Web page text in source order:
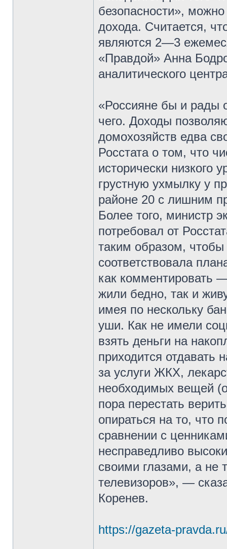
безопасности»,
дохода. Считается,
являются 2—3
«Правдой» Анна
аналитического
«Россияне бы и рады
чего. Доходы
домохозяйств едва
Росстата о том, что
исторически низкого
грустную ухмылку у
районе 20 с лишним
Более того, министр
потребовал от
таким образом,
соответствовала
как комментировать
жили бедно, так и
имея по нескольку
уши. Как не имели
взять деньги на
приходится отдавать
за услуги ЖКХ,
необходимых вещей
пора перестать
опираться на то, что
сравнении с
несправедливо
своими глазами, а не
телевизоров», —
Коренев.
https://gazeta-